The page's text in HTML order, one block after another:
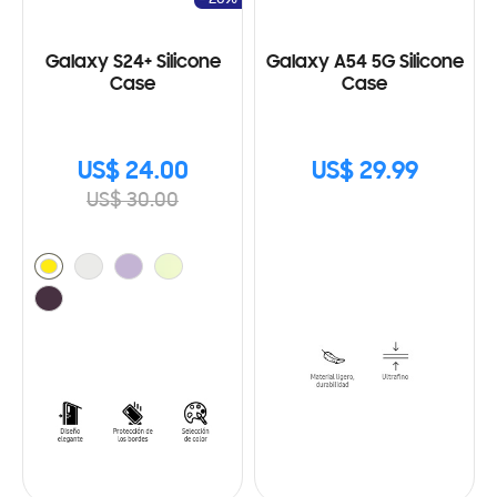
Galaxy S24+ Silicone
Case
US$ 24.00
US$ 30.00
Galaxy A54 5G Silicone
Case
US$ 29.99